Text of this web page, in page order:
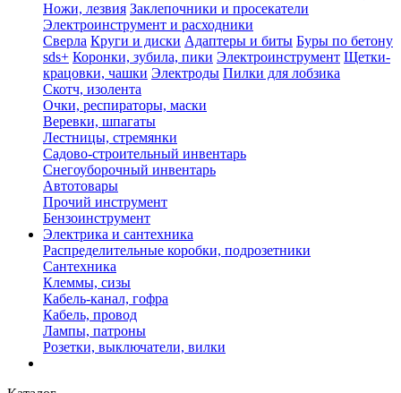
Ножи, лезвия Заклепочники и просекатели
Электроинструмент и расходники
Сверла Круги и диски Адаптеры и биты Буры по бетону
sds+ Коронки, зубила, пики Электроинструмент Щетки-
крацовки, чашки Электроды Пилки для лобзика
Скотч, изолента
Очки, респираторы, маски
Веревки, шпагаты
Лестницы, стремянки
Садово-строительный инвентарь
Снегоуборочный инвентарь
Автотовары
Прочий инструмент
Бензоинструмент
Электрика и сантехника
Распределительные коробки, подрозетники
Сантехника
Клеммы, сизы
Кабель-канал, гофра
Кабель, провод
Лампы, патроны
Розетки, выключатели, вилки